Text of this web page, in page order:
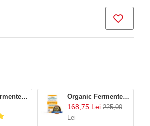
Organic Fermented Night Time cu valeriana, passion flower si hamei 500 mg (60 capsule), Living Nutrition Organic Fermented SYMBIOTIC, pre+probiotice, 30 mld CFU (60 capsule), Living Nutrition
168,75 Lei 225,00
Lei